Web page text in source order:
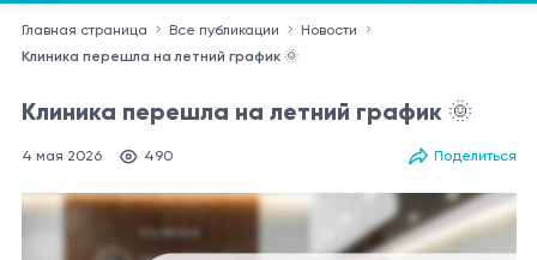
Главная страница Все публикации
Новости
Клиника перешла на летний график 🌞
Клиника перешла на летний график 🌞
4 мая 2026 490 Поделиться